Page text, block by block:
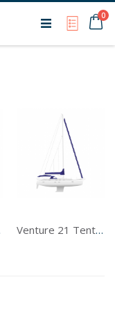
My0
Venture 21 Tentwerk